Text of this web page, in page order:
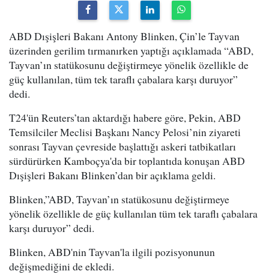
ABD Dışişleri Bakanı Antony Blinken, Çin’le Tayvan
üzerinden gerilim tırmanırken yaptığı açıklamada “ABD,
Tayvan’ın statükosunu değiştirmeye yönelik özellikle de
güç kullanılan, tüm tek taraflı çabalara karşı duruyor”
dedi.
T24'ün Reuters’tan aktardığı habere göre, Pekin, ABD
Temsilciler Meclisi Başkanı Nancy Pelosi’nin ziyareti
sonrası Tayvan çevreside başlattığı askeri tatbikatları
sürdürürken Kamboçya'da bir toplantıda konuşan ABD
Dışişleri Bakanı Blinken’dan bir açıklama geldi.
Blinken,”ABD, Tayvan’ın statükosunu değiştirmeye
yönelik özellikle de güç kullanılan tüm tek taraflı çabalara
karşı duruyor” dedi.
Blinken, ABD'nin Tayvan'la ilgili pozisyonunun
değişmediğini de ekledi.